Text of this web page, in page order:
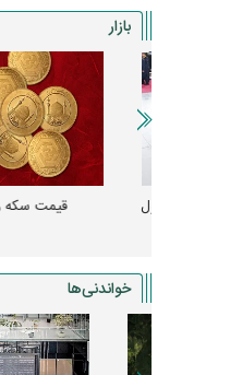
سایپا و چند شرکت دیگر هم مثل
جدید صابر ابر در فضای مجازی
بازار
قیمت سکه و
خواندنی‌ها